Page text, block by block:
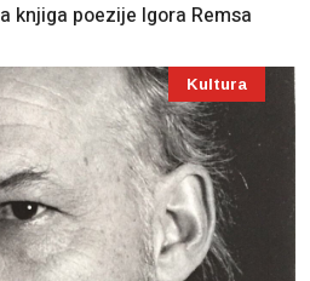
knjiga poezije Igora Remsa
Kultura